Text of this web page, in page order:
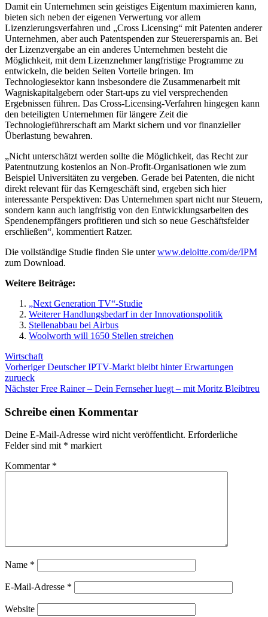
Damit ein Unternehmen sein geistiges Eigentum maximieren kann,
bieten sich neben der eigenen Verwertung vor allem
Lizenzierungsverfahren und „Cross Licensing“ mit Patenten anderer
Unternehmen, aber auch Patentspenden zur Steuerersparnis an. Bei
der Lizenzvergabe an ein anderes Unternehmen besteht die
Möglichkeit, mit dem Lizenznehmer langfristige Programme zu
entwickeln, die beiden Seiten Vorteile bringen. Im
Technologiesektor kann insbesondere die Zusammenarbeit mit
Wagniskapitalgebern oder Start-ups zu viel versprechenden
Ergebnissen führen. Das Cross-Licensing-Verfahren hingegen kann
den beteiligten Unternehmen für längere Zeit die
Technologieführerschaft am Markt sichern und vor finanzieller
Überlastung bewahren.
„Nicht unterschätzt werden sollte die Möglichkeit, das Recht zur
Patentnutzung kostenlos an Non-Profit-Organisationen wie zum
Beispiel Universitäten zu vergeben. Gerade bei Patenten, die nicht
direkt relevant für das Kerngeschäft sind, ergeben sich hier
interessante Perspektiven: Das Unternehmen spart nicht nur Steuern,
sondern kann auch langfristig von den Entwicklungsarbeiten des
Spendenempfängers profitieren und sich so neue Geschäftsfelder
erschließen“, kommentiert Ratzer.
Die vollständige Studie finden Sie unterwww.deloitte.com/de/IPM
zum Download.
Weitere Beiträge:
„Next Generation TV“-Studie
Weiterer Handlungsbedarf in der Innovationspolitik
Stellenabbau bei Airbus
Woolworth will 1650 Stellen streichen
Kategorien
Wirtschaft
Beitragsnavigation
VorherigerVorheriger
Deutscher IPTV-Markt bleibt hinter Erwartungen
zurueck
NächsterNächster
Free Rainer – Dein Fernseher luegt – mit Moritz Bleibtreu
Schreibe einen Kommentar
Deine E-Mail-Adresse wird nicht veröffentlicht. Erforderliche
Felder sind mit * markiert
Kommentar *
Name *
E-Mail-Adresse *
Website